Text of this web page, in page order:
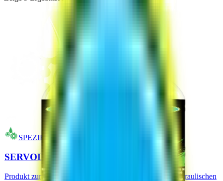
SPEZIFISCHE SCHMIERMITTEL
SERVOLENKUNG - ADDITIV
Produkt zur Wiederherstellung und Verbesserung des hydraulischen